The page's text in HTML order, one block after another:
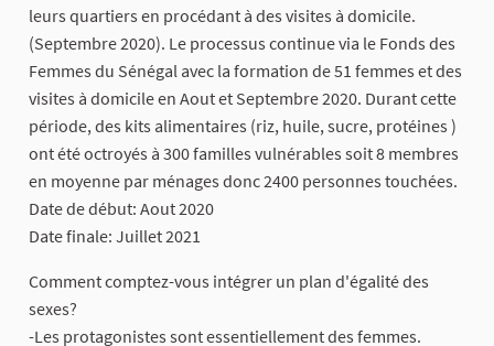
leurs quartiers en procédant à des visites à domicile.
(Septembre 2020). Le processus continue via le Fonds des
Femmes du Sénégal avec la formation de 51 femmes et des
visites à domicile en Aout et Septembre 2020. Durant cette
période, des kits alimentaires (riz, huile, sucre, protéines )
ont été octroyés à 300 familles vulnérables soit 8 membres
en moyenne par ménages donc 2400 personnes touchées.
Date de début: Aout 2020
Date finale: Juillet 2021
Comment comptez-vous intégrer un plan d'égalité des
sexes?
-Les protagonistes sont essentiellement des femmes.